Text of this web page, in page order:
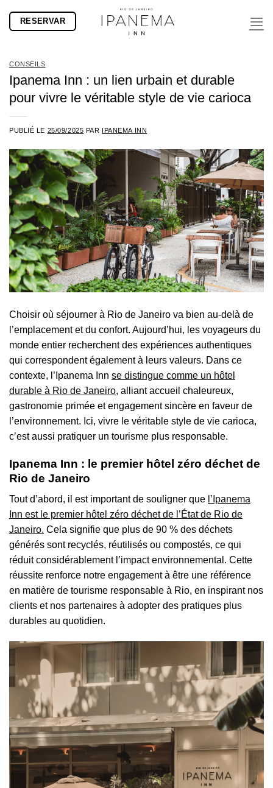
RESERVAR
CONSEILS
Ipanema Inn : un lien urbain et durable
pour vivre le véritable style de vie carioca
PUBLIÉ LE 25/09/2025 PAR IPANEMA INN
Choisir où séjourner à Rio de Janeiro va bien au-delà de
l’emplacement et du confort. Aujourd’hui, les voyageurs du
monde entier recherchent des expériences authentiques
qui correspondent également à leurs valeurs. Dans ce
contexte, l’Ipanema Inn se distingue comme un hôtel
durable à Rio de Janeiro, alliant accueil chaleureux,
gastronomie primée et engagement sincère en faveur de
l’environnement. Ici, vivre le véritable style de vie carioca,
c’est aussi pratiquer un tourisme plus responsable.
Ipanema Inn : le premier hôtel zéro déchet de
Rio de Janeiro
Tout d’abord, il est important de souligner que l’Ipanema
Inn est le premier hôtel zéro déchet de l’État de Rio de
Janeiro. Cela signifie que plus de 90 % des déchets
générés sont recyclés, réutilisés ou compostés, ce qui
réduit considérablement l’impact environnemental. Cette
réussite renforce notre engagement à être une référence
en matière de tourisme responsable à Rio, en inspirant nos
clients et nos partenaires à adopter des pratiques plus
durables au quotidien.